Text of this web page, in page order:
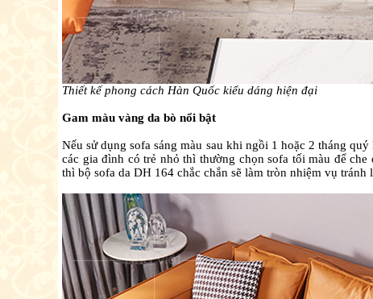
Thiết kế phong cách Hàn Quốc kiểu dáng hiện đại
Gam màu vàng da bò nổi bật
Nếu sử dụng sofa sáng màu sau khi ngồi 1 hoặc 2 tháng
các gia đình có trẻ nhỏ thì thường chọn sofa tối màu để
thì bộ sofa da DH 164 chắc chắn sẽ làm tròn nhiệm vụ